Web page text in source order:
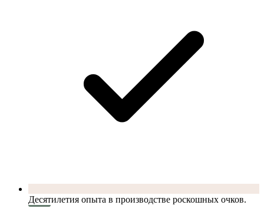
Десятилетия опыта в производстве роскошных очков.